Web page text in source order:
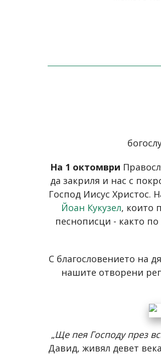
На 1 октомври
да закриля и нас с
Господ Иисус Христос.
Йоан Кукузел, които
песнописци - както
С благословението на
нашите отворени
„Ще пея Господу през
Давид, живял девет